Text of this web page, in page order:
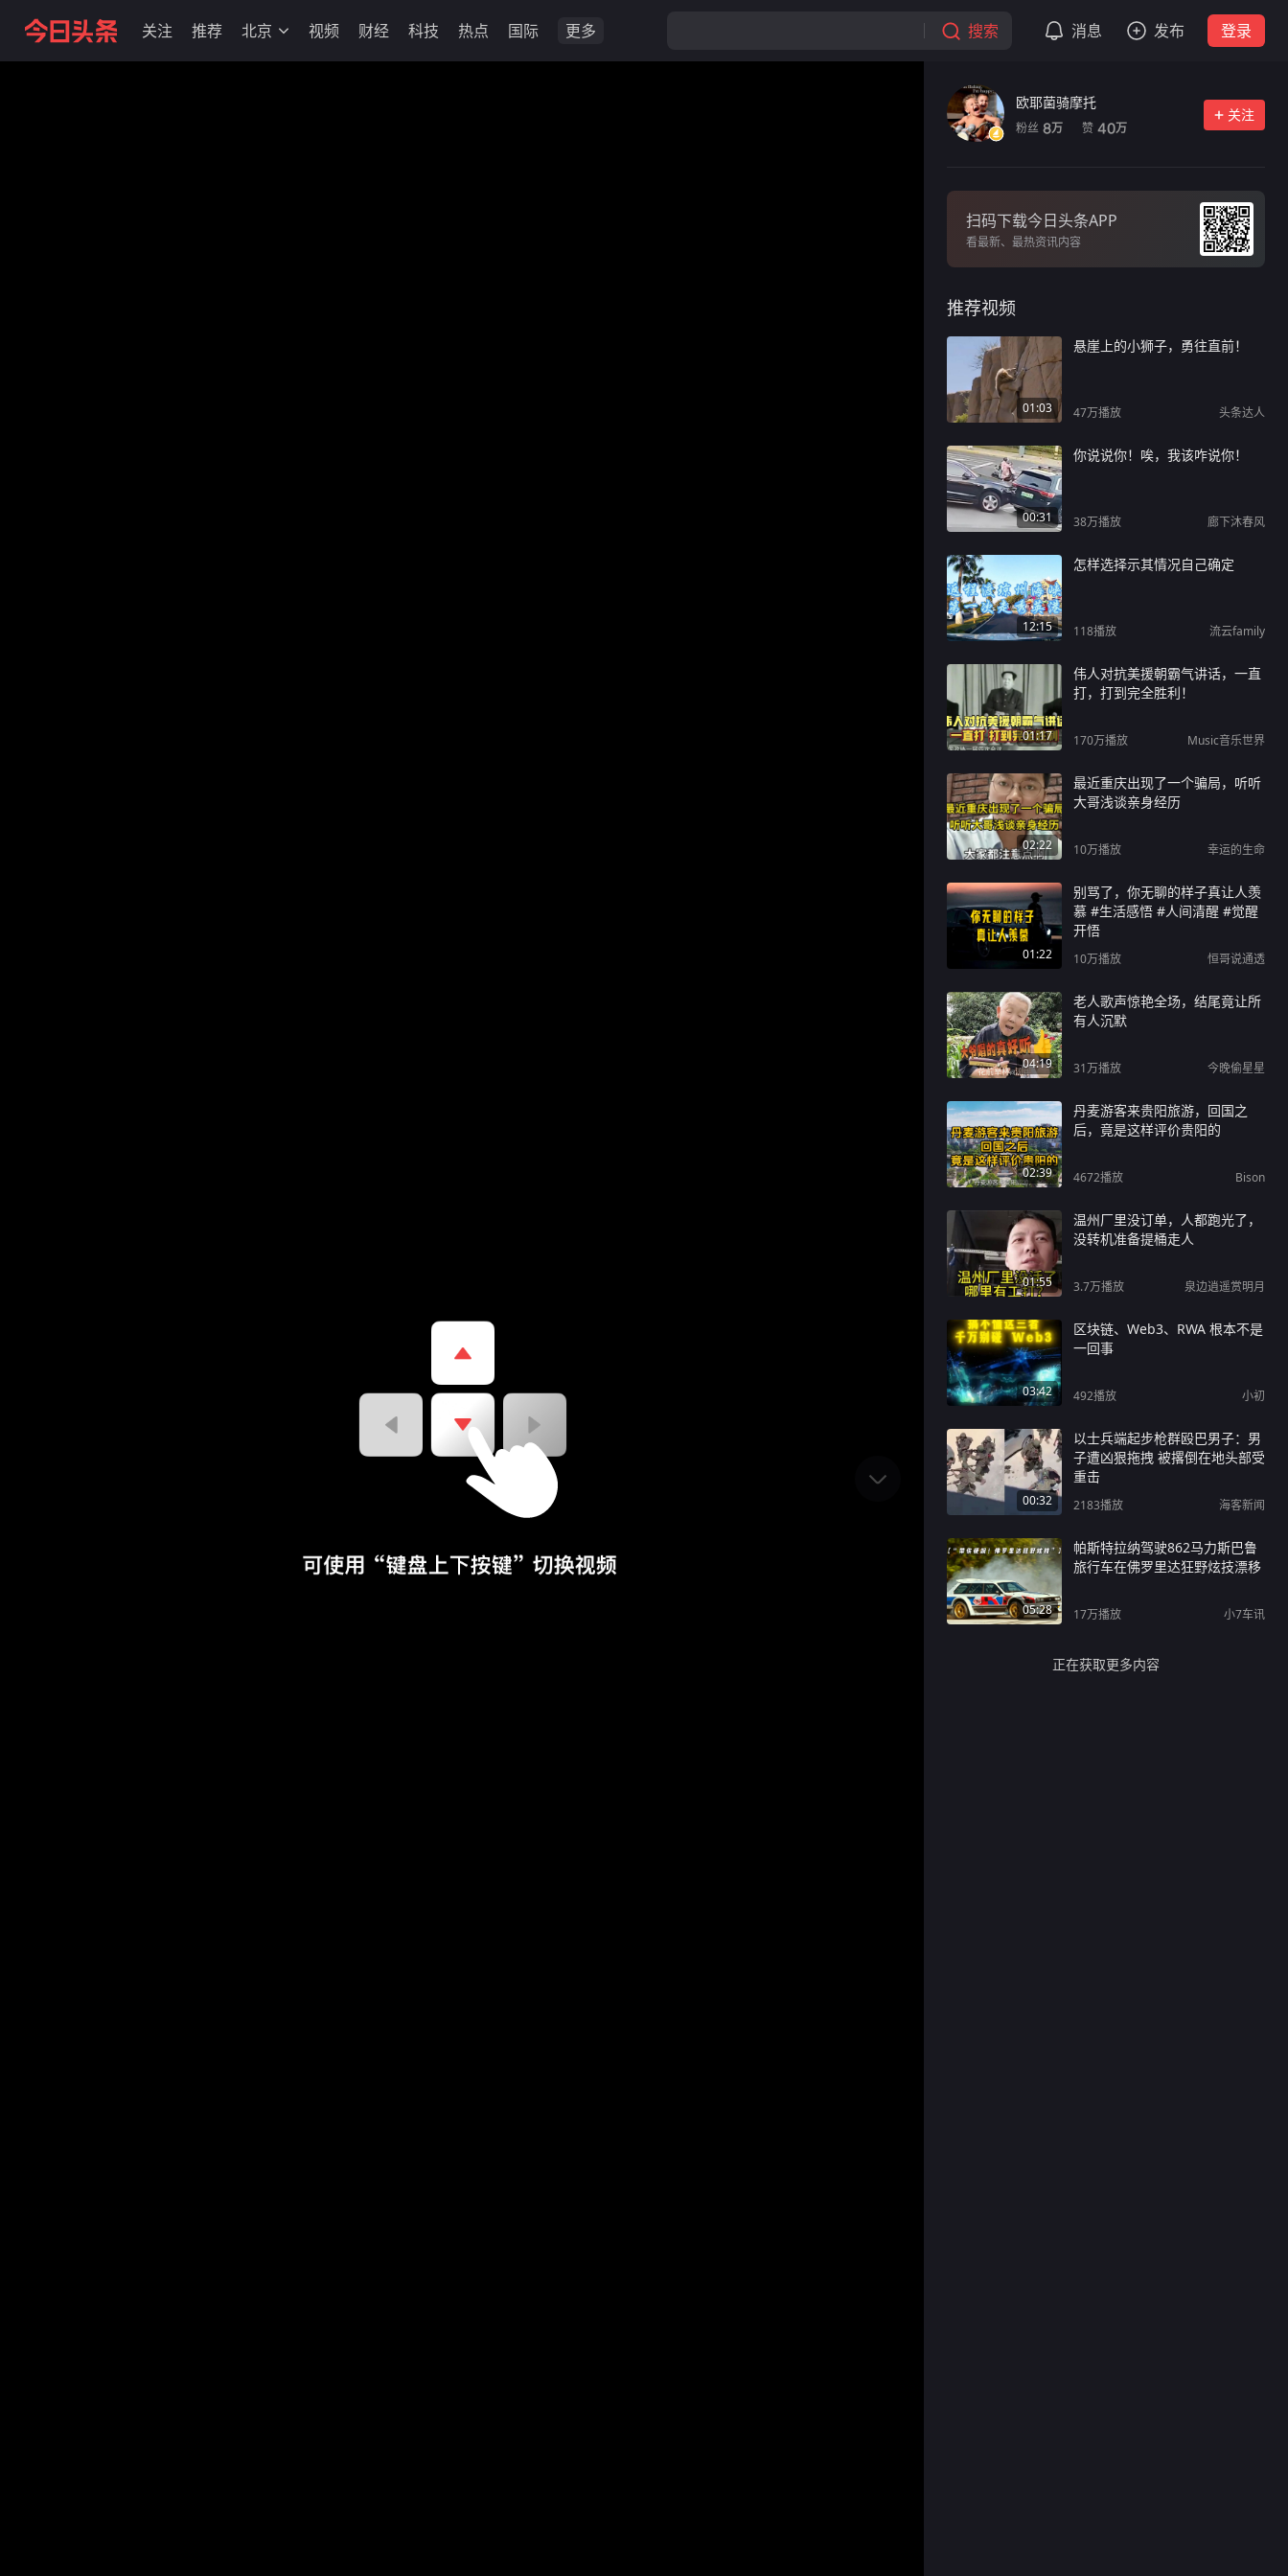
关注 推荐 北京 视频 财经 科技 热点 国际 更多 搜索 消息 发布 登录
欧耶菌骑摩托
粉丝 8万 赞 40万
关注
扫码下载今日头条APP
看最新、最热资讯内容
推荐视频
01:03
悬崖上的小狮子，勇往直前！
47万播放 头条达人
00:31
你说说你！唉，我该咋说你！
38万播放 廊下沐春风
12:15
怎样选择示其情况自己确定
118播放 流云family
01:17
伟人对抗美援朝霸气讲话，一直
打，打到完全胜利！
170万播放 Music音乐世界
02:22
最近重庆出现了一个骗局，听听
大哥浅谈亲身经历
10万播放 幸运的生命
01:22
别骂了，你无聊的样子真让人羡
慕 #生活感悟 #人间清醒 #觉醒
开悟
10万播放 恒哥说通透
04:19
老人歌声惊艳全场，结尾竟让所
有人沉默
31万播放 今晚偷星星
02:39
丹麦游客来贵阳旅游，回国之
后，竟是这样评价贵阳的
4672播放 Bison
01:55
温州厂里没订单，人都跑光了，
没转机准备提桶走人
3.7万播放 泉边逍遥赏明月
03:42
区块链、Web3、RWA 根本不是
一回事
492播放 小初
00:32
以士兵端起步枪群殴巴男子：男
子遭凶狠拖拽 被撂倒在地头部受
重击
2183播放 海客新闻
05:28
帕斯特拉纳驾驶862马力斯巴鲁
旅行车在佛罗里达狂野炫技漂移
17万播放 小7车讯
正在获取更多内容